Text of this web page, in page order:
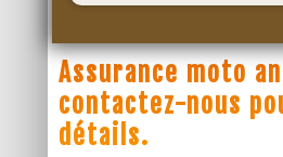
Assurance moto
contactez-nous
détails.